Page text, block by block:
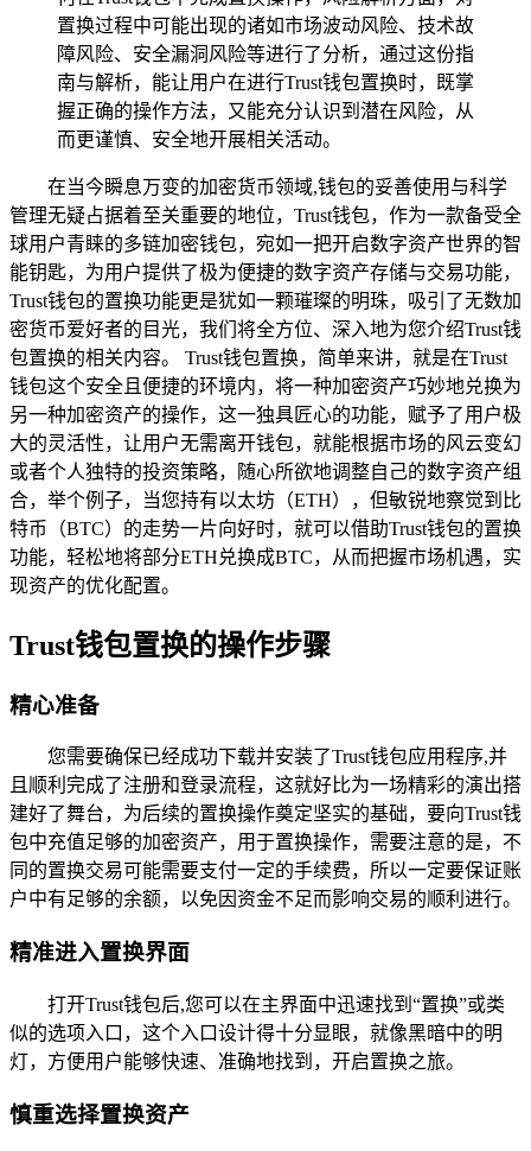
置换过程中可能出现的诸如市场波动风险、技术故
障风险、安全漏洞风险等进行了分析，通过这份指
南与解析，能让用户在进行Trust钱包置换时，既掌
握正确的操作方法，又能充分认识到潜在风险，从
而更谨慎、安全地开展相关活动。
在当今瞬息万变的加密货币领域,钱包的妥善使用与科学
管理无疑占据着至关重要的地位，Trust钱包，作为一款备受全
球用户青睐的多链加密钱包，宛如一把开启数字资产世界的智
能钥匙，为用户提供了极为便捷的数字资产存储与交易功能，
Trust钱包的置换功能更是犹如一颗璀璨的明珠，吸引了无数加
密货币爱好者的目光，我们将全方位、深入地为您介绍Trust钱
包置换的相关内容。 Trust钱包置换，简单来讲，就是在Trust
钱包这个安全且便捷的环境内，将一种加密资产巧妙地兑换为
另一种加密资产的操作，这一独具匠心的功能，赋予了用户极
大的灵活性，让用户无需离开钱包，就能根据市场的风云变幻
或者个人独特的投资策略，随心所欲地调整自己的数字资产组
合，举个例子，当您持有以太坊（ETH），但敏锐地察觉到比
特币（BTC）的走势一片向好时，就可以借助Trust钱包的置换
功能，轻松地将部分ETH兑换成BTC，从而把握市场机遇，实
现资产的优化配置。
Trust钱包置换的操作步骤
精心准备
您需要确保已经成功下载并安装了Trust钱包应用程序,并
且顺利完成了注册和登录流程，这就好比为一场精彩的演出搭
建好了舞台，为后续的置换操作奠定坚实的基础，要向Trust钱
包中充值足够的加密资产，用于置换操作，需要注意的是，不
同的置换交易可能需要支付一定的手续费，所以一定要保证账
户中有足够的余额，以免因资金不足而影响交易的顺利进行。
精准进入置换界面
打开Trust钱包后,您可以在主界面中迅速找到“置换”或类
似的选项入口，这个入口设计得十分显眼，就像黑暗中的明
灯，方便用户能够快速、准确地找到，开启置换之旅。
慎重选择置换资产